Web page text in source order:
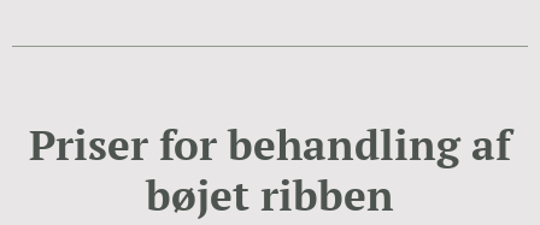
Priser for behandling af
bøjet ribben